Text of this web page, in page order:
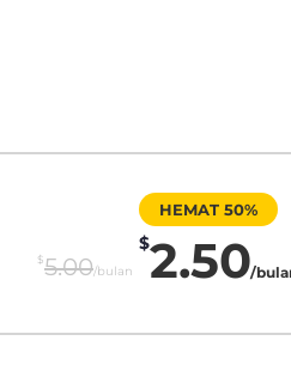
$5.00/bulan
HEMAT 50%
$2.50/